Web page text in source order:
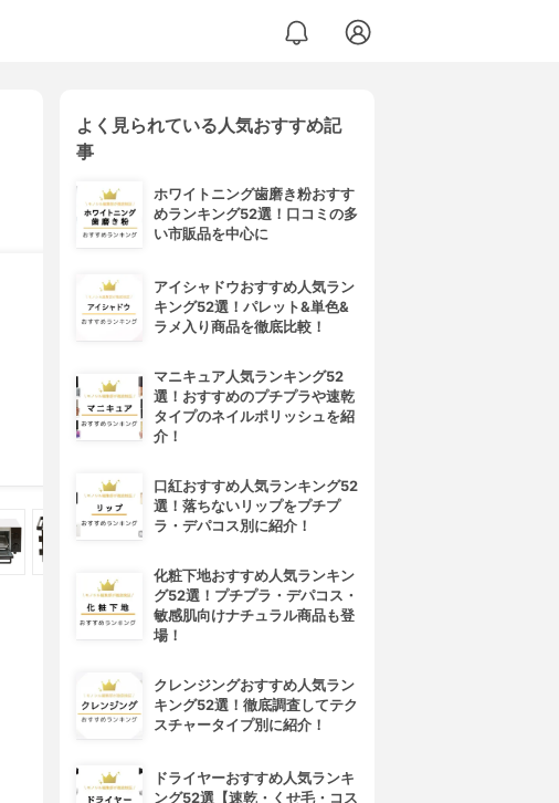
よく見られている人気おすすめ記
事
ホワイトニング歯磨き粉おすす
めランキング52選！口コミの多
い市販品を中心に
アイシャドウおすすめ人気ラン
キング52選！パレット&単色&
ラメ入り商品を徹底比較！
マニキュア人気ランキング52
選！おすすめのプチプラや速乾
タイプのネイルポリッシュを紹
介！
口紅おすすめ人気ランキング52
選！落ちないリップをプチプ
ラ・デパコス別に紹介！
化粧下地おすすめ人気ランキン
グ52選！プチプラ・デパコス・
敏感肌向けナチュラル商品も登
場！
クレンジングおすすめ人気ラン
キング52選！徹底調査してテク
スチャータイプ別に紹介！
ドライヤーおすすめ人気ランキ
ング52選【速乾・くせ毛・コス